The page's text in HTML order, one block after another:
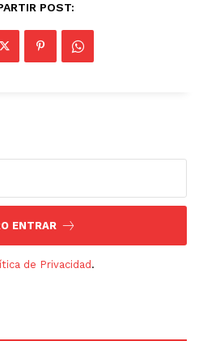
POST:
ENTRAR
de Privacidad .